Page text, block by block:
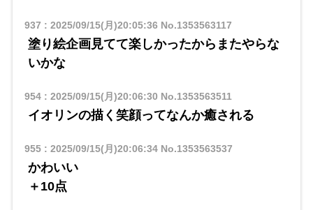
937 : 2025/09/15(月)20:05:36 No.1353563117
塗り絵企画見てて楽しかったからまたやらな
いかな
954: 2025/09/15(月)20:06:30 No.1353563511
イオリンの描く笑顔ってなんか癒される
955: 2025/09/15(月)20:06:34No.1353563537
かわいい
＋10点